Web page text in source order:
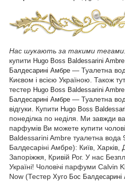
Нас шукають за такими
купити Hugo Boss Baldessarini Ambre
Балдесарині Амбре — Туалетна
Києвом і всією Україною. Також
тестер Hugo Boss Baldessarini Ambre
Балдесарині Амбре — Туалетна
відгуки. Купити Hugo Boss
понеділка по неділя. Ми завжди
парфумів Ви можете купити
Baldessarini Ambre туалетна вода
Балдесаріні Амбре): Київ, Харків,
Запоріжжя, Кривій Рог. У нас
Україні! Чоловічі парфуми Calvin
Now (Тестер Хуго Бос Балдесарині